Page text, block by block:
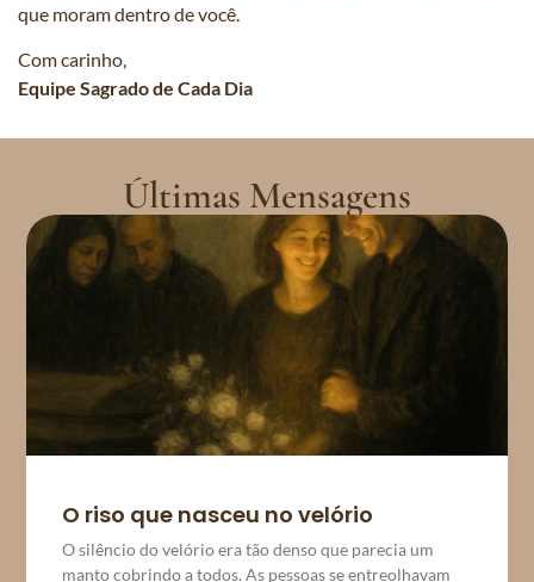
que moram dentro de você.
Com carinho,
Equipe Sagrado de Cada Dia
Últimas Mensagens
O riso que nasceu no velório
O silêncio do velório era tão denso que parecia um
manto cobrindo a todos. As pessoas se entreolhavam